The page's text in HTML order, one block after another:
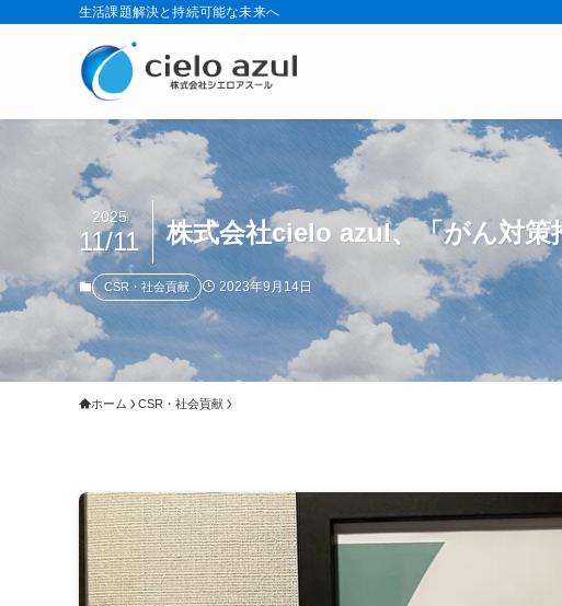
生活課題解決と持続可能な未来へ
株式会社cielo azul、「がん対策
2025
11/11
CSR・社会貢献 2023年9月14日
ホーム CSR・社会貢献